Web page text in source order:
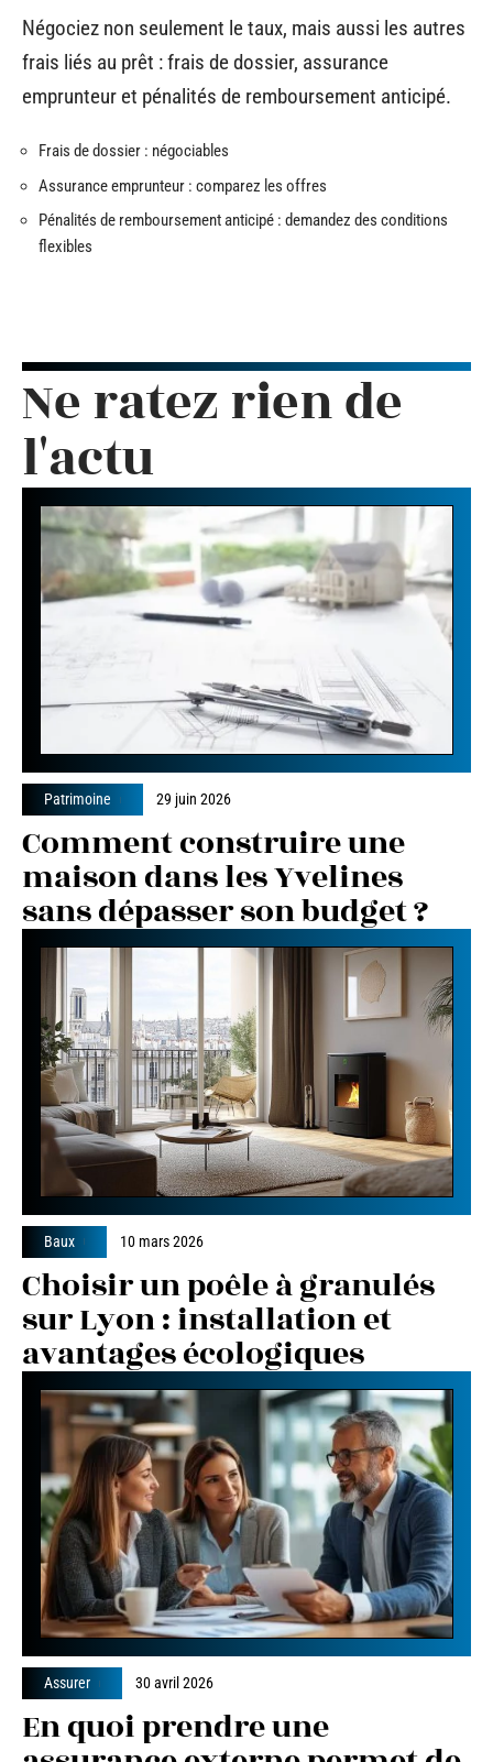
Négociez non seulement le taux, mais aussi les autres
frais liés au prêt : frais de dossier, assurance
emprunteur et pénalités de remboursement anticipé.
Frais de dossier : négociables
Assurance emprunteur : comparez les offres
Pénalités de remboursement anticipé : demandez des conditions
flexibles
Ne ratez rien de
l'actu
Patrimoine 29 juin 2026
Comment construire une
maison dans les Yvelines
sans dépasser son budget ?
Baux 10 mars 2026
Choisir un poêle à granulés
sur Lyon : installation et
avantages écologiques
Assurer 30 avril 2026
En quoi prendre une